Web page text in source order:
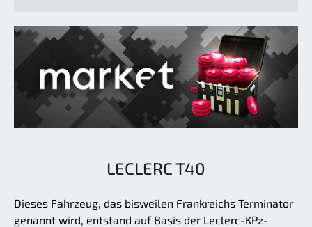
LECLERC T40
Dieses Fahrzeug, das bisweilen Frankreichs Terminator
genannt wird, entstand auf Basis der Leclerc-KPz-